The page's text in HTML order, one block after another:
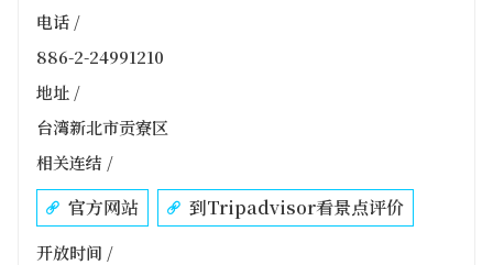
电话 /
886-2-24991210
地址 /
台湾新北市贡寮区
相关连结 /
官方网站 到Tripadvisor看景点评价
开放时间 /